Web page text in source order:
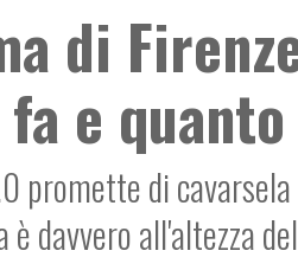
di
e
promette di
è davvero all'altezza